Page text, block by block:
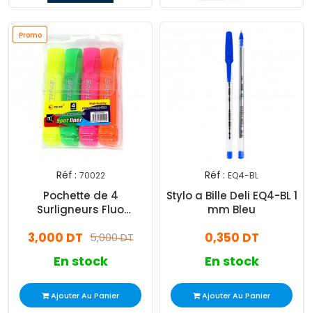
Promo
Réf : 70022
Pochette de 4
Surligneurs Fluo
Assorties5,000 DT
3,000 DT
En stock
Ajouter Au Panier
Réf : EQ4-BL
Stylo a Bille Deli EQ4-BL 1
mm Bleu
0,350 DT
En stock
Ajouter Au Panier